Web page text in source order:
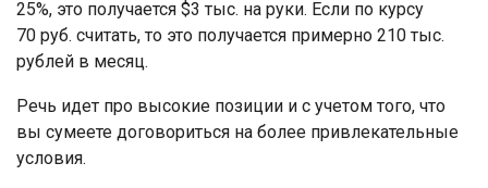
25%, это получается $3 тыс. на руки. Если по курсу
70 руб. считать, то это получается примерно 210 тыс.
рублей в месяц.
Речь идет про высокие позиции и с учетом того, что
вы сумеете договориться на более привлекательные
условия.